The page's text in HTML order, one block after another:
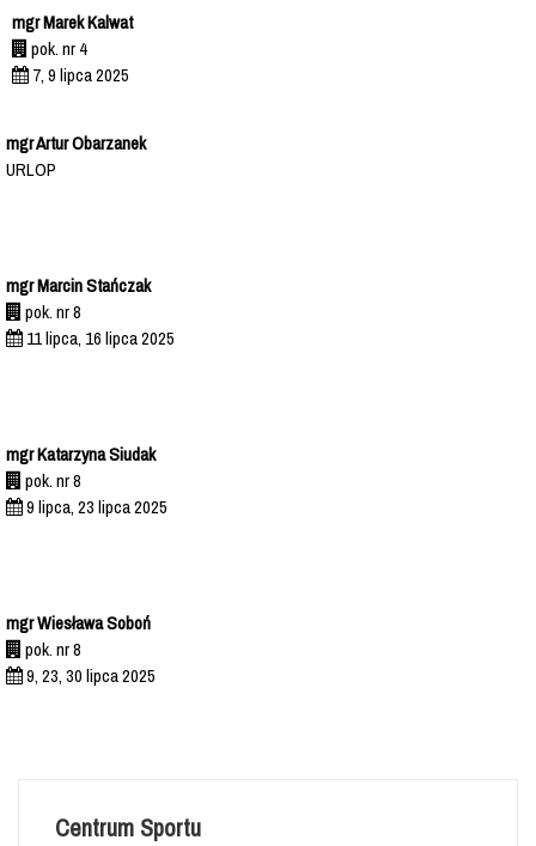
mgr Marek Kalwat
pok. nr 4
7, 9 lipca 2025
mgr Artur Obarzanek
URLOP
mgr Marcin Stańczak
pok. nr 8
11 lipca, 16 lipca 2025
mgr Katarzyna Siudak
pok. nr 8
9 lipca, 23 lipca 2025
mgr Wiesława Soboń
pok. nr 8
9, 23, 30 lipca 2025
Centrum Sportu